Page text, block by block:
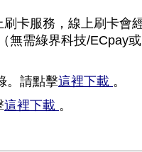
卡服務，線上刷卡會
無需綠界科技/ECpay或
。請點擊這裡下載 。
這裡下載 。